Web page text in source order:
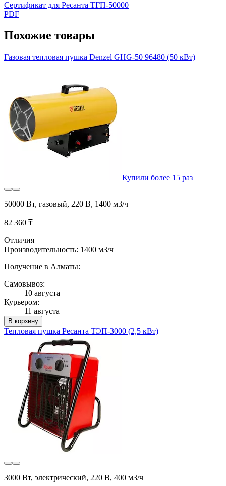
Сертификат для Ресанта ТГП-50000
PDF
Похожие товары
Газовая тепловая пушка Denzel GHG-50 96480 (50 кВт)
Купили более 15 раз
50000 Вт, газовый, 220 В, 1400 м3/ч
82 360 ₸
Отличия
Производительность: 1400 м3/ч
Получение в Алматы:
Самовывоз:
10 августа
Курьером:
11 августа
В корзину
Тепловая пушка Ресанта ТЭП-3000 (2,5 кВт)
3000 Вт, электрический, 220 В, 400 м3/ч